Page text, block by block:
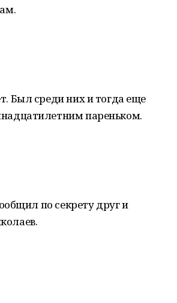
Был среди них и тогда еще
пареньком.
по секрету друг и